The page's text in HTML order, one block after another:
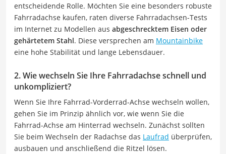
entscheidende Rolle. Möchten Sie eine besonders robuste
Fahrradachse kaufen, raten diverse Fahrradachsen-Tests
im Internet zu Modellen aus abgeschrecktem Eisen oder
gehärtetem Stahl. Diese versprechen am Mountainbike
eine hohe Stabilität und lange Lebensdauer.
2. Wie wechseln Sie Ihre Fahrradachse schnell und
unkompliziert?
Wenn Sie Ihre Fahrrad-Vorderrad-Achse wechseln wollen,
gehen Sie im Prinzip ähnlich vor, wie wenn Sie die
Fahrrad-Achse am Hinterrad wechseln. Zunächst sollten
Sie beim Wechseln der Radachse das Laufrad überprüfen,
ausbauen und anschließend die Ritzel lösen.